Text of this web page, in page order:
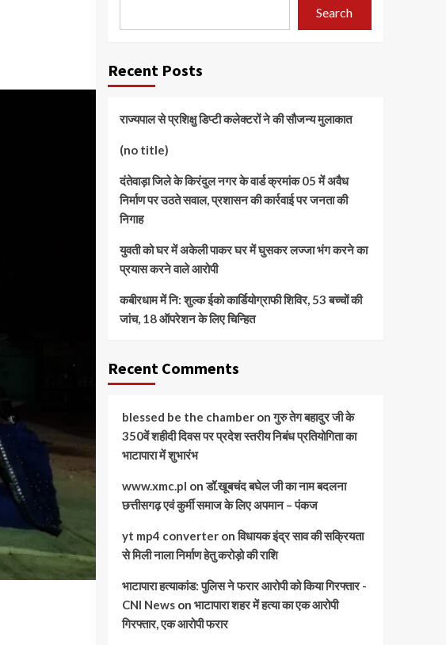
Search
Recent Posts
राज्यपाल से प्रशिक्षु डिप्टी कलेक्टरों ने की सौजन्य मुलाकात
(no title)
दंतेवाड़ा जिले के किरंदुल नगर के वार्ड क्रमांक 05 में अवैध
निर्माण पर उठते सवाल, प्रशासन की कार्रवाई पर जनता की
निगाह
युवती को घर में अकेली पाकर घर में घुसकर लज्जा भंग करने का
प्रयास करने वाले आरोपी
कबीरधाम में नि: शुल्क ईको कार्डियोग्राफी शिविर, 53 बच्चों की
जांच, 18 ऑपरेशन के लिए चिन्हित
Recent Comments
blessed be the chamberonगुरु तेग बहादुर जी के
350वें शहीदी दिवस पर प्रदेश स्तरीय निबंध प्रतियोगिता का
भाटापारा में शुभारंभ
www.xmc.pl onडॉ.खूबचंद बघेल जी का नाम बदलना
छत्तीसगढ़ एवं कुर्मी समाज के लिए अपमान – पंकज
yt mp4 converteronविधायक इंद्र साव की सक्रियता
से मिली नाला निर्माण हेतु करोड़ो की राशि
भाटापारा हत्याकांड: पुलिस ने फरार आरोपी को किया गिरफ्तार -
CNI Newson भाटापारा शहर में हत्या का एक आरोपी
गिरफ्तार, एक आरोपी फरार